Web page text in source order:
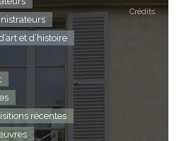
Crédits
et d’histoire
récentes